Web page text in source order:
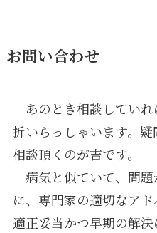
お問い合わせ
あのとき相談してい
折いらっしゃいます。
相談頂くのが吉です。
病気と似ていて、問題
に、専門家の適切なアド
適正妥当かつ早期の解決